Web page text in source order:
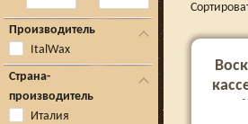
Производитель
ItalWax
Страна-
производитель
Италия